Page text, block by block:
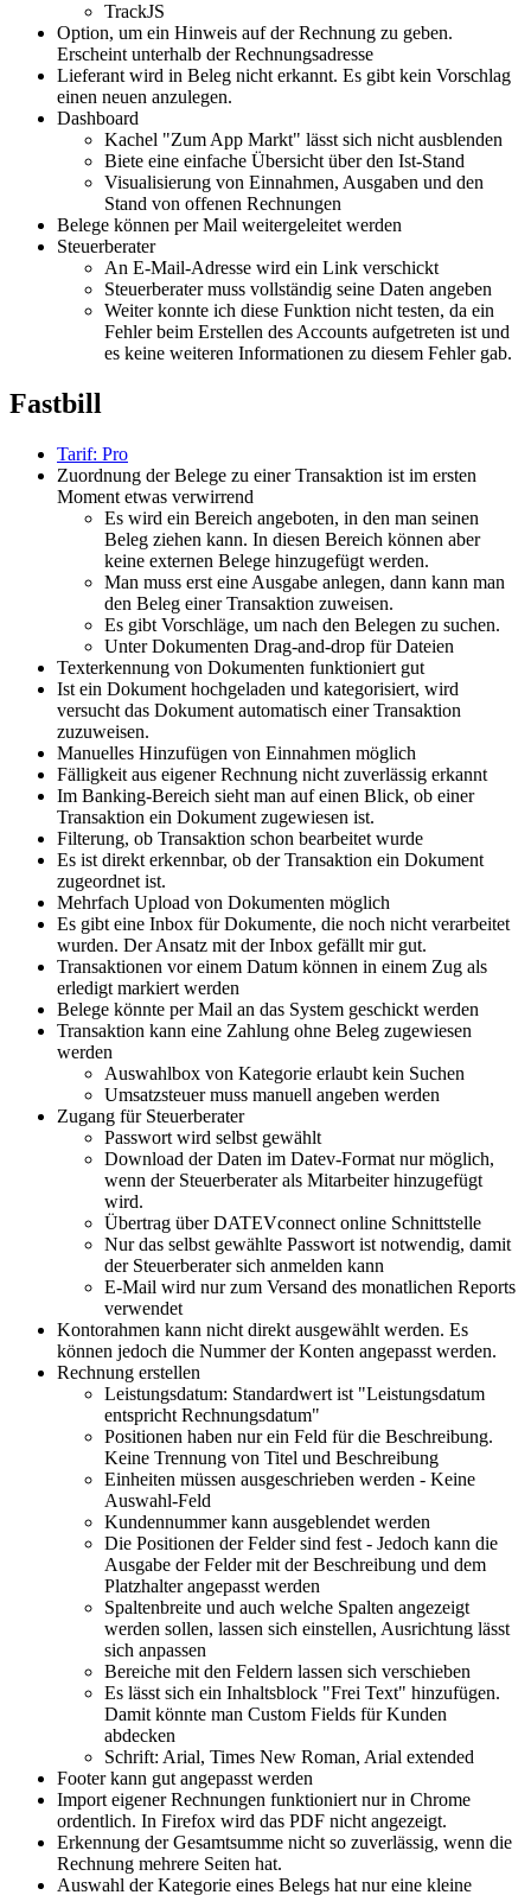
TrackJS
Option, um ein Hinweis auf der Rechnung zu geben.
Erscheint unterhalb der Rechnungsadresse
Lieferant wird in Beleg nicht erkannt. Es gibt kein Vorschlag
einen neuen anzulegen.
Dashboard
Kachel "Zum App Markt" lässt sich nicht ausblenden
Biete eine einfache Übersicht über den Ist-Stand
Visualisierung von Einnahmen, Ausgaben und den
Stand von offenen Rechnungen
Belege können per Mail weitergeleitet werden
Steuerberater
An E-Mail-Adresse wird ein Link verschickt
Steuerberater muss vollständig seine Daten angeben
Weiter konnte ich diese Funktion nicht testen, da ein
Fehler beim Erstellen des Accounts aufgetreten ist und
es keine weiteren Informationen zu diesem Fehler gab.
Fastbill
Tarif: Pro
Zuordnung der Belege zu einer Transaktion ist im ersten
Moment etwas verwirrend
Es wird ein Bereich angeboten, in den man seinen
Beleg ziehen kann. In diesen Bereich können aber
keine externen Belege hinzugefügt werden.
Man muss erst eine Ausgabe anlegen, dann kann man
den Beleg einer Transaktion zuweisen.
Es gibt Vorschläge, um nach den Belegen zu suchen.
Unter Dokumenten Drag-and-drop für Dateien
Texterkennung von Dokumenten funktioniert gut
Ist ein Dokument hochgeladen und kategorisiert, wird
versucht das Dokument automatisch einer Transaktion
zuzuweisen.
Manuelles Hinzufügen von Einnahmen möglich
Fälligkeit aus eigener Rechnung nicht zuverlässig erkannt
Im Banking-Bereich sieht man auf einen Blick, ob einer
Transaktion ein Dokument zugewiesen ist.
Filterung, ob Transaktion schon bearbeitet wurde
Es ist direkt erkennbar, ob der Transaktion ein Dokument
zugeordnet ist.
Mehrfach Upload von Dokumenten möglich
Es gibt eine Inbox für Dokumente, die noch nicht verarbeitet
wurden. Der Ansatz mit der Inbox gefällt mir gut.
Transaktionen vor einem Datum können in einem Zug als
erledigt markiert werden
Belege könnte per Mail an das System geschickt werden
Transaktion kann eine Zahlung ohne Beleg zugewiesen
werden
Auswahlbox von Kategorie erlaubt kein Suchen
Umsatzsteuer muss manuell angeben werden
Zugang für Steuerberater
Passwort wird selbst gewählt
Download der Daten im Datev-Format nur möglich,
wenn der Steuerberater als Mitarbeiter hinzugefügt
wird.
Übertrag über DATEVconnect online Schnittstelle
Nur das selbst gewählte Passwort ist notwendig, damit
der Steuerberater sich anmelden kann
E-Mail wird nur zum Versand des monatlichen Reports
verwendet
Kontorahmen kann nicht direkt ausgewählt werden. Es
können jedoch die Nummer der Konten angepasst werden.
Rechnung erstellen
Leistungsdatum: Standardwert ist "Leistungsdatum
entspricht Rechnungsdatum"
Positionen haben nur ein Feld für die Beschreibung.
Keine Trennung von Titel und Beschreibung
Einheiten müssen ausgeschrieben werden - Keine
Auswahl-Feld
Kundennummer kann ausgeblendet werden
Die Positionen der Felder sind fest - Jedoch kann die
Ausgabe der Felder mit der Beschreibung und dem
Platzhalter angepasst werden
Spaltenbreite und auch welche Spalten angezeigt
werden sollen, lassen sich einstellen, Ausrichtung lässt
sich anpassen
Bereiche mit den Feldern lassen sich verschieben
Es lässt sich ein Inhaltsblock "Frei Text" hinzufügen.
Damit könnte man Custom Fields für Kunden
abdecken
Schrift: Arial, Times New Roman, Arial extended
Footer kann gut angepasst werden
Import eigener Rechnungen funktioniert nur in Chrome
ordentlich. In Firefox wird das PDF nicht angezeigt.
Erkennung der Gesamtsumme nicht so zuverlässig, wenn die
Rechnung mehrere Seiten hat.
Auswahl der Kategorie eines Belegs hat nur eine kleine